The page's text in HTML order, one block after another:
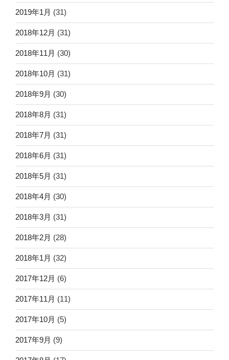
2019年1月 (31)
2018年12月 (31)
2018年11月 (30)
2018年10月 (31)
2018年9月 (30)
2018年8月 (31)
2018年7月 (31)
2018年6月 (31)
2018年5月 (31)
2018年4月 (30)
2018年3月 (31)
2018年2月 (28)
2018年1月 (32)
2017年12月 (6)
2017年11月 (11)
2017年10月 (5)
2017年9月 (9)